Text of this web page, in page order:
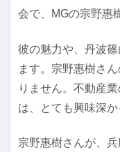
会で、MGの宗野惠
彼の魅力や、丹波
ます。宗野惠樹さ
りません。不動産
は、とても興味深か
宗野惠樹さんが、